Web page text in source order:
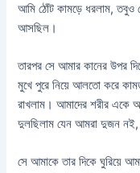
আমি ঠোঁট কামড়ে ধরলাম,
আসছিল।
তারপর সে আমার কানের উপর
মুখে পুরে নিয়ে আলতো করে
রাখলাম। আমাদের শরীর একে
দুলছিলাম যেন আমরা দুজন
সে আমাকে তার দিকে ঘুরিয়ে